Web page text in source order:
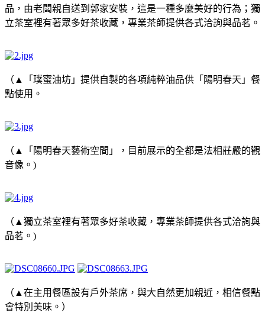
品，由老闆親自送到郭家安裝，這是一種多麼美好的行為；獨
立茶室裡有著眾多好茶收藏，專業茶師提供各式洽詢與品茗。
（▲「璞蜜油坊」提供自製的各項純粹油品供「陽明春天」餐
點使用。
（▲「陽明春天藝術空間」，目前展示的全都是法相莊嚴的觀
音像。)
（▲獨立茶室裡有著眾多好茶收藏，專業茶師提供各式洽詢與
品茗。)
（▲在主用餐區設有戶外茶席，與大自然更加親近，相信餐點
會特別美味。）